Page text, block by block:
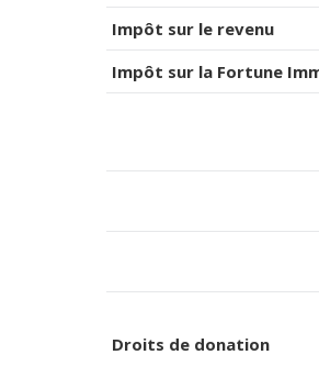
Impôt sur le revenu
Impôt sur la Fortune
Droits de donation